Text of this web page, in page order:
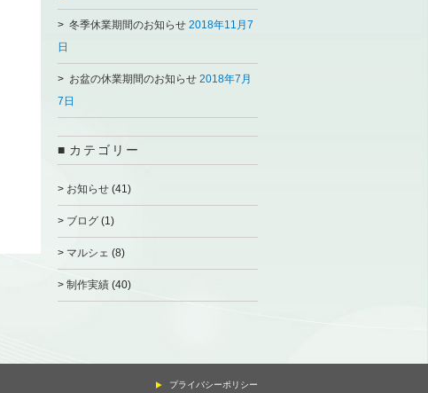
冬季休業期間のお知らせ 2018年11月7
日
お盆の休業期間のお知らせ 2018年7月
7日
カテゴリー
お知らせ (41)
ブログ (1)
マルシェ (8)
制作実績 (40)
プライバシーポリシー